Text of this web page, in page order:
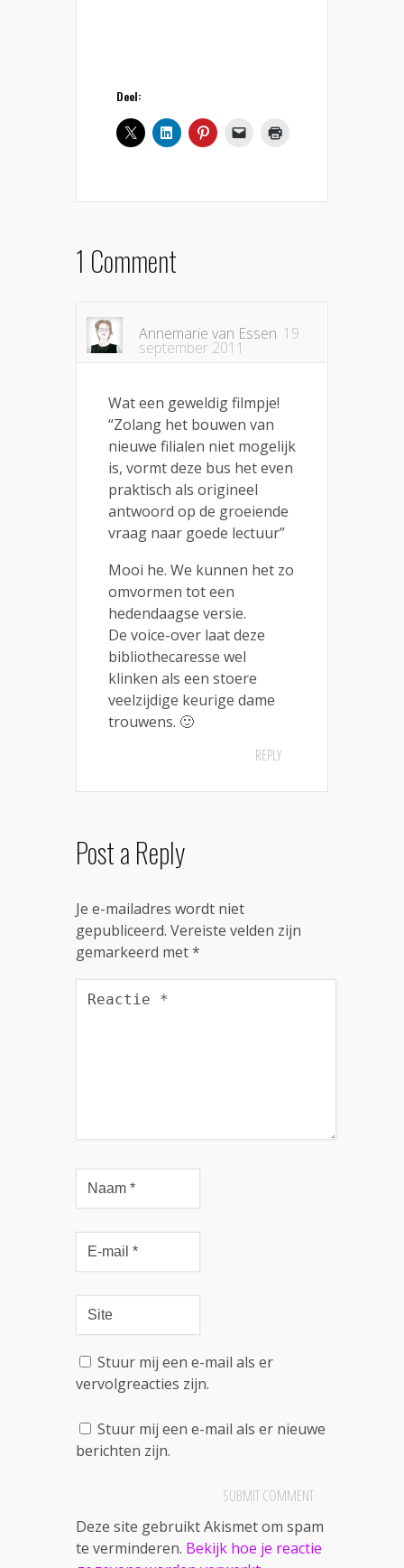
Deel:
1 Comment
Annemarie van Essen 19
september 2011
Wat een geweldig filmpje!
“Zolang het bouwen van
nieuwe filialen niet mogelijk
is, vormt deze bus het even
praktisch als origineel
antwoord op de groeiende
vraag naar goede lectuur”
Mooi he. We kunnen het zo
omvormen tot een
hedendaagse versie.
De voice-over laat deze
bibliothecaresse wel
klinken als een stoere
veelzijdige keurige dame
trouwens. 🙂
REPLY
Post a Reply
Je e-mailadres wordt niet
gepubliceerd. Vereiste velden zijn
gemarkeerd met*
Stuur mij een e-mail als er
vervolgreacties zijn.
Stuur mij een e-mail als er nieuwe
berichten zijn.
Deze site gebruikt Akismet om spam
te verminderen. Bekijk hoe je reactie